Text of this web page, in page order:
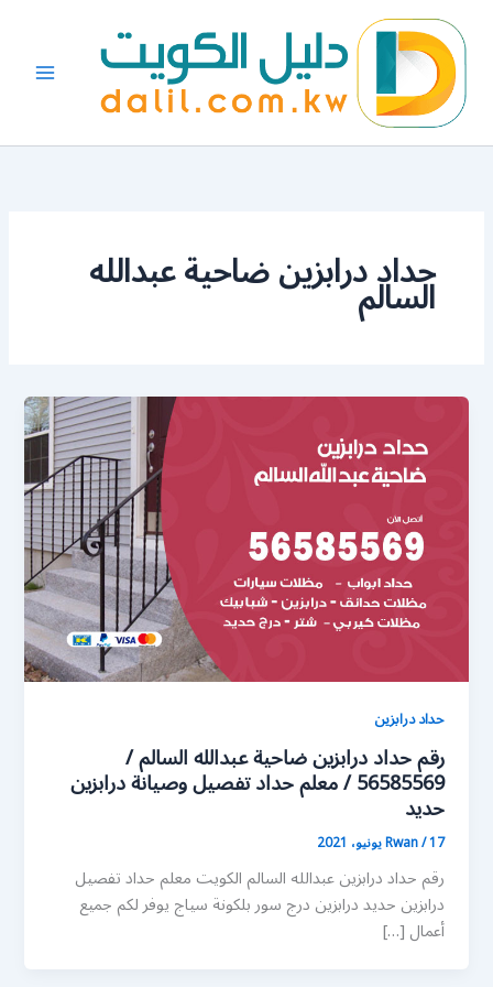
المحتوى
حداد درابزين ضاحية عبدالله
السالم
حداد درابزين
رقم حداد درابزين ضاحية عبدالله السالم /
56585569 / معلم حداد تفصيل وصيانة درابزين
حديد
Rwan/17 يونيو، 2021
رقم حداد درابزين عبدالله السالم الكويت معلم حداد تفصيل
درابزين حديد درابزين درج سور بلكونة سياج يوفر لكم جميع
أعمال […]